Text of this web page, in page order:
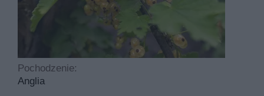
Ribes rubrum białe odmiany ma kwiaty w kolorach
Ribes rubrum białe odmiany to roślina, którą
słoneczne lub półzacienione, a sama uprawa jest
choroby i szkodniki.
Pochodzenie:
Anglia